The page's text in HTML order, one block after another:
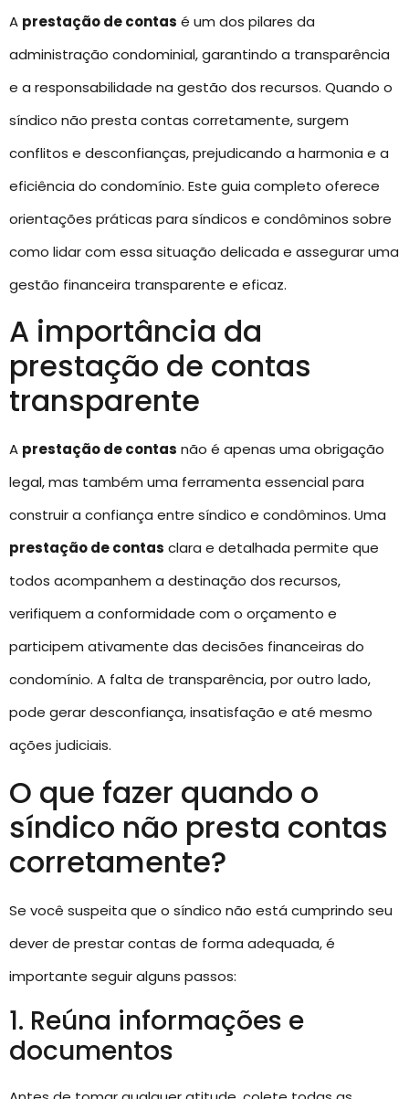
A prestação de contas é um dos pilares da
administração condominial, garantindo a transparência
e a responsabilidade na gestão dos recursos. Quando o
síndico não presta contas corretamente, surgem
conflitos e desconfianças, prejudicando a harmonia e a
eficiência do condomínio. Este guia completo oferece
orientações práticas para síndicos e condôminos sobre
como lidar com essa situação delicada e assegurar uma
gestão financeira transparente e eficaz.
A importância da
prestação de contas
transparente
A prestação de contas não é apenas uma obrigação
legal, mas também uma ferramenta essencial para
construir a confiança entre síndico e condôminos. Uma
prestação de contas clara e detalhada permite que
todos acompanhem a destinação dos recursos,
verifiquem a conformidade com o orçamento e
participem ativamente das decisões financeiras do
condomínio. A falta de transparência, por outro lado,
pode gerar desconfiança, insatisfação e até mesmo
ações judiciais.
O que fazer quando o
síndico não presta contas
corretamente?
Se você suspeita que o síndico não está cumprindo seu
dever de prestar contas de forma adequada, é
importante seguir alguns passos:
1. Reúna informações e
documentos